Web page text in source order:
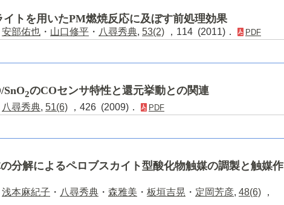
トを用いたPM燃焼反応に及ぼす前処理効果
安部佑也 ・ 山口修平 ・ 八尋秀典, 53(2) ，114 (2011)． PDF
SnO2のCOセンサ特性と還元挙動との関連
八尋秀典, 51(6) ，426 (2009)． PDF
分解によるペロブスカイト型酸化物触媒の調製と触媒作
浅本麻紀子 ・ 八尋秀典 ・ 森雅美 ・ 板垣吉晃 ・ 定岡芳彦, 48(6) ，